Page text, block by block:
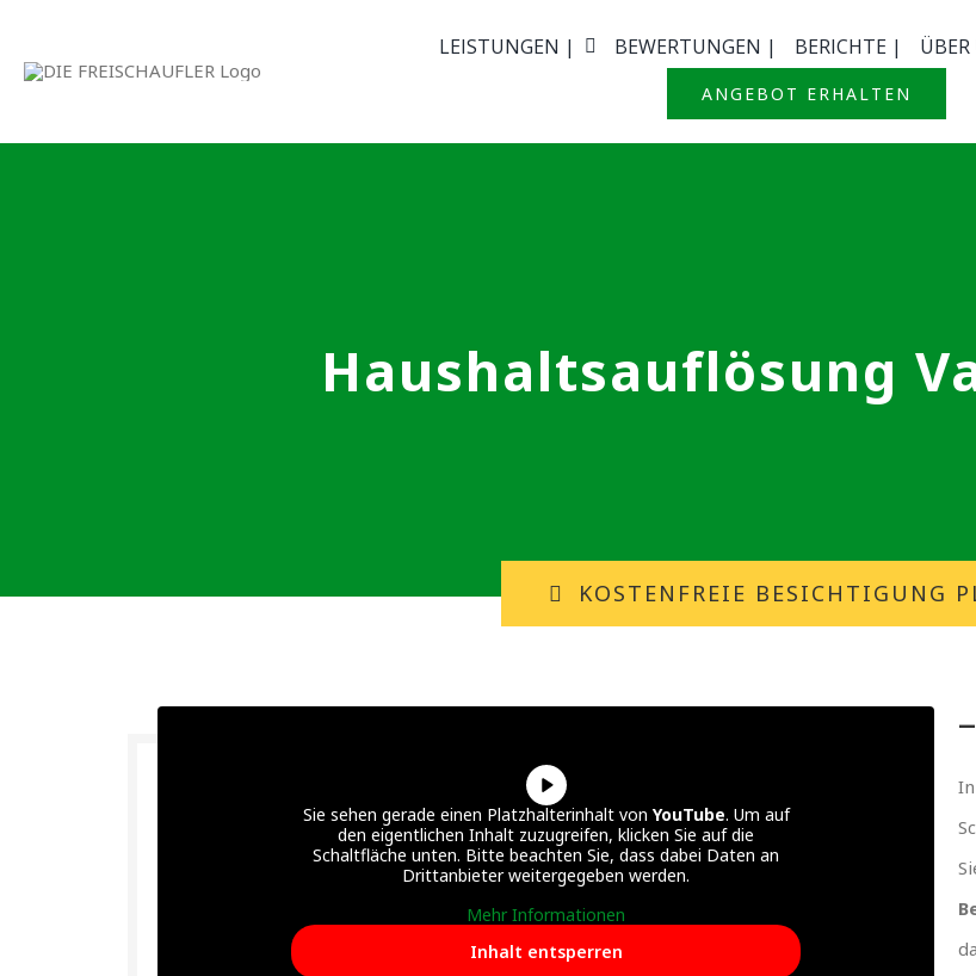
LEISTUNGEN | BEWERTUNGEN | BERICHTE |
ANGEBOT ERHALTEN
Haushaltsauflösung
KOSTENFREIE BESICHTIGUNG
Sie sehen gerade einen Platzhalterinhalt von YouTube. Um auf
den eigentlichen Inhalt zuzugreifen, klicken Sie auf die
Schaltfläche unten. Bitte beachten Sie, dass dabei Daten an
Drittanbieter weitergegeben werden.
Mehr Informationen
Inhalt entsperren